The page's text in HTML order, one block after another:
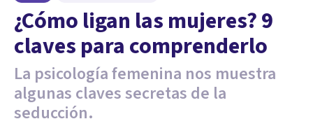
​¿Cómo ligan las mujeres? 9
claves para comprenderlo
La psicología femenina nos muestra
algunas claves secretas de la
seducción.